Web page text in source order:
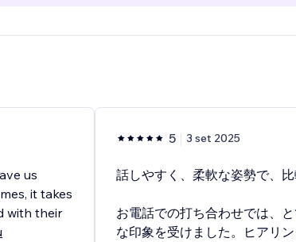
us
it takes
with their
5 3 set 2025
話しやすく、柔軟な姿勢で、
お電話での打ち合わせでは、
な印象を受けました。ヒアリ